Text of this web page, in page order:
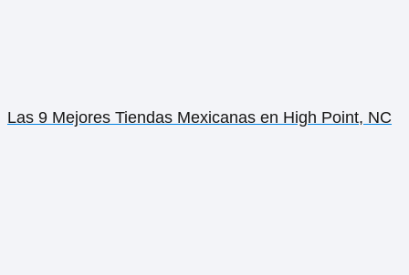
Las 9 Mejores Tiendas Mexicanas en High Point, NC